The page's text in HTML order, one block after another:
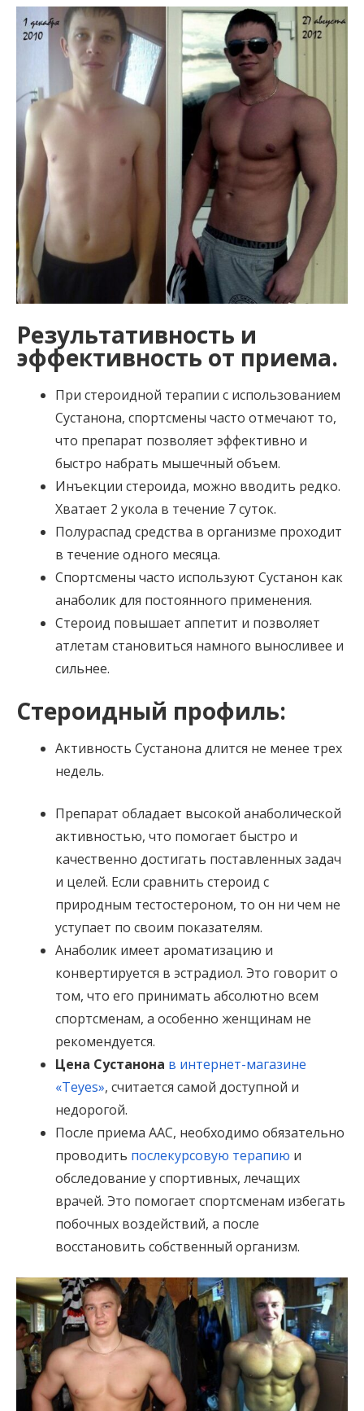
Результативность и
эффективность от приема.
При стероидной терапии с использованием
Сустанона, спортсмены часто отмечают то,
что препарат позволяет эффективно и
быстро набрать мышечный объем.
Инъекции стероида, можно вводить редко.
Хватает 2 укола в течение 7 суток.
Полураспад средства в организме проходит
в течение одного месяца.
Спортсмены часто используют Сустанон как
анаболик для постоянного применения.
Стероид повышает аппетит и позволяет
атлетам становиться намного выносливее и
сильнее.
Стероидный профиль:
Активность Сустанона длится не менее трех
недель.
Препарат обладает высокой анаболической
активностью, что помогает быстро и
качественно достигать поставленных задач
и целей. Если сравнить стероид с
природным тестостероном, то он ни чем не
уступает по своим показателям.
Анаболик имеет ароматизацию и
конвертируется в эстрадиол. Это говорит о
том, что его принимать абсолютно всем
спортсменам, а особенно женщинам не
рекомендуется.
Цена Сустанона в интернет-магазине
«Teyes», считается самой доступной и
недорогой.
После приема ААС, необходимо обязательно
проводить послекурсовую терапию и
обследование у спортивных, лечащих
врачей. Это помогает спортсменам избегать
побочных воздействий, а после
восстановить собственный организм.